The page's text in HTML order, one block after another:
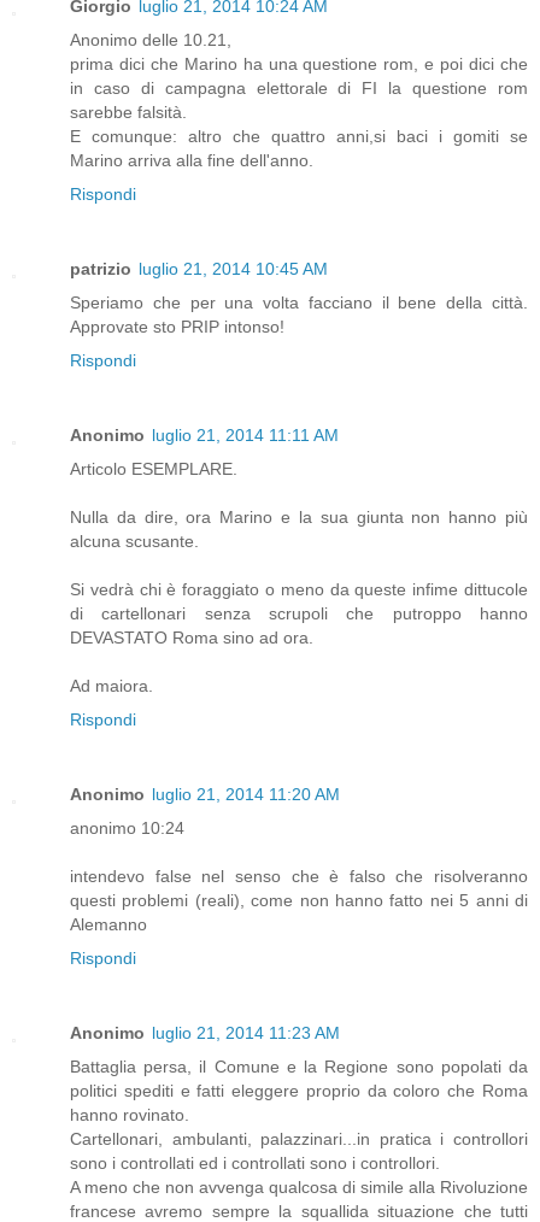
Giorgio luglio 21, 2014 10:24 AM
Anonimo delle 10.21,
prima dici che Marino ha una questione rom, e poi dici che
in caso di campagna elettorale di FI la questione rom
sarebbe falsità.
E comunque: altro che quattro anni,si baci i gomiti se
Marino arriva alla fine dell'anno.
Rispondi
patrizio luglio 21, 2014 10:45 AM
Speriamo che per una volta facciano il bene della città.
Approvate sto PRIP intonso!
Rispondi
Anonimo luglio 21, 2014 11:11 AM
Articolo ESEMPLARE.
Nulla da dire, ora Marino e la sua giunta non hanno più
alcuna scusante.
Si vedrà chi è foraggiato o meno da queste infime dittucole
di cartellonari senza scrupoli che putroppo hanno
DEVASTATO Roma sino ad ora.
Ad maiora.
Rispondi
Anonimo luglio 21, 2014 11:20 AM
anonimo 10:24
intendevo false nel senso che è falso che risolveranno
questi problemi (reali), come non hanno fatto nei 5 anni di
Alemanno
Rispondi
Anonimo luglio 21, 2014 11:23 AM
Battaglia persa, il Comune e la Regione sono popolati da
politici spediti e fatti eleggere proprio da coloro che Roma
hanno rovinato.
Cartellonari, ambulanti, palazzinari...in pratica i controllori
sono i controllati ed i controllati sono i controllori.
A meno che non avvenga qualcosa di simile alla Rivoluzione
francese avremo sempre la squallida situazione che tutti